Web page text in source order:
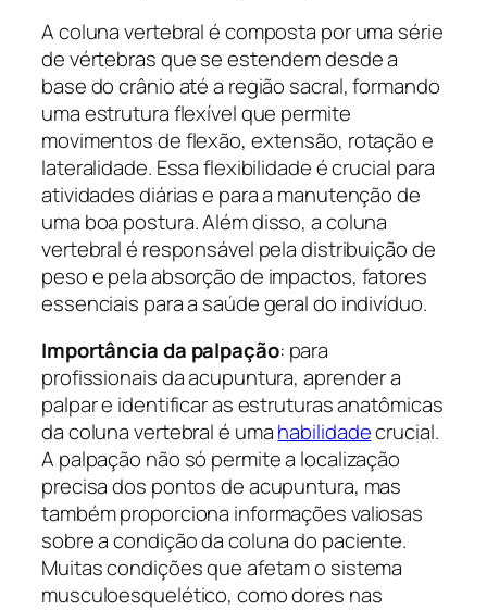
A coluna vertebral é composta por uma série
de vértebras que se estendem desde a
base do crânio até a região sacral, formando
uma estrutura flexível que permite
movimentos de flexão, extensão, rotação e
lateralidade. Essa flexibilidade é crucial para
atividades diárias e para a manutenção de
uma boa postura. Além disso, a coluna
vertebral é responsável pela distribuição de
peso e pela absorção de impactos, fatores
essenciais para a saúde geral do indivíduo.
Importância da palpação: para
profissionais da acupuntura, aprender a
palpar e identificar as estruturas anatômicas
da coluna vertebral é umahabilidadecrucial.
A palpação não só permite a localização
precisa dos pontos de acupuntura, mas
também proporciona informações valiosas
sobre a condição da coluna do paciente.
Muitas condições que afetam o sistema
musculoesquelético, como dores nas